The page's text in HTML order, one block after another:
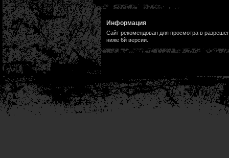
Информация
Сайт рекомендован для просмотра в
ниже 6й версии.